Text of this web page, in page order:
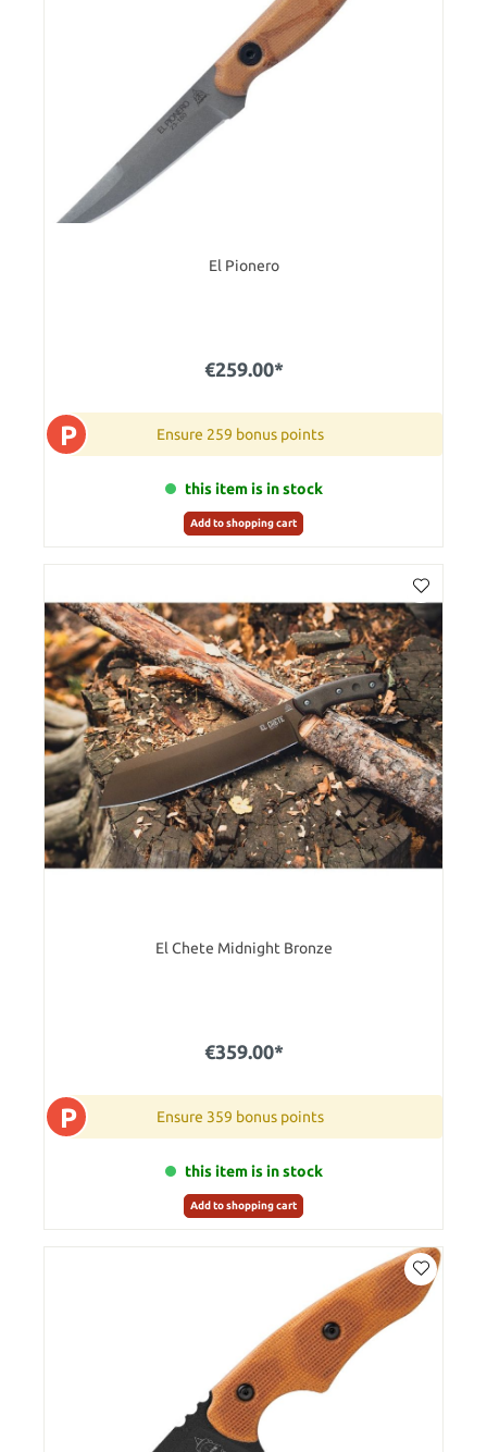
El Pionero
€259.00*
P Ensure 259 bonus points
this item is in stock
Add to shopping cart
El Chete Midnight Bronze
€359.00*
P Ensure 359 bonus points
this item is in stock
Add to shopping cart